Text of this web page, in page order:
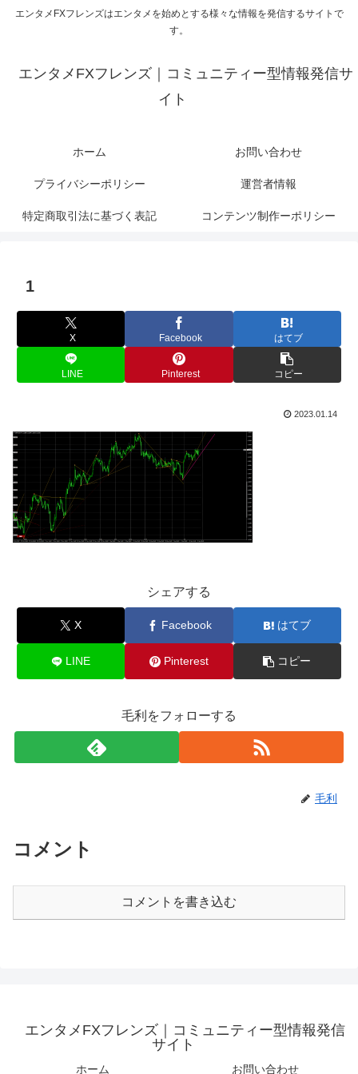
エンタメFXフレンズはエンタメを始めとする様々な情報を発信するサイトで
す。
エンタメFXフレンズ｜コミュニティー型情報発信サ
イト
ホーム お問い合わせ
プライバシーポリシー 運営者情報
特定商取引法に基づく表記 コンテンツ制作ーポリシー
1
X Facebook はてブ
LINE Pinterest コピー
2023.01.14
シェアする
X Facebook はてブ
LINE Pinterest コピー
毛利をフォローする
毛利
コメント
コメントを書き込む
エンタメFXフレンズ｜コミュニティー型情報発信
サイト
ホーム お問い合わせ